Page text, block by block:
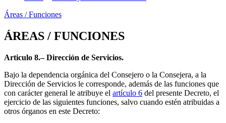
Áreas / Funciones
ÁREAS / FUNCIONES
Articulo 8.– Dirección de Servicios.
Bajo la dependencia orgánica del Consejero o la Consejera, a la
Dirección de Servicios le corresponde, además de las funciones que
con carácter general le atribuye el artículo 6 del presente Decreto, el
ejercicio de las siguientes funciones, salvo cuando estén atribuidas a
otros órganos en este Decreto: